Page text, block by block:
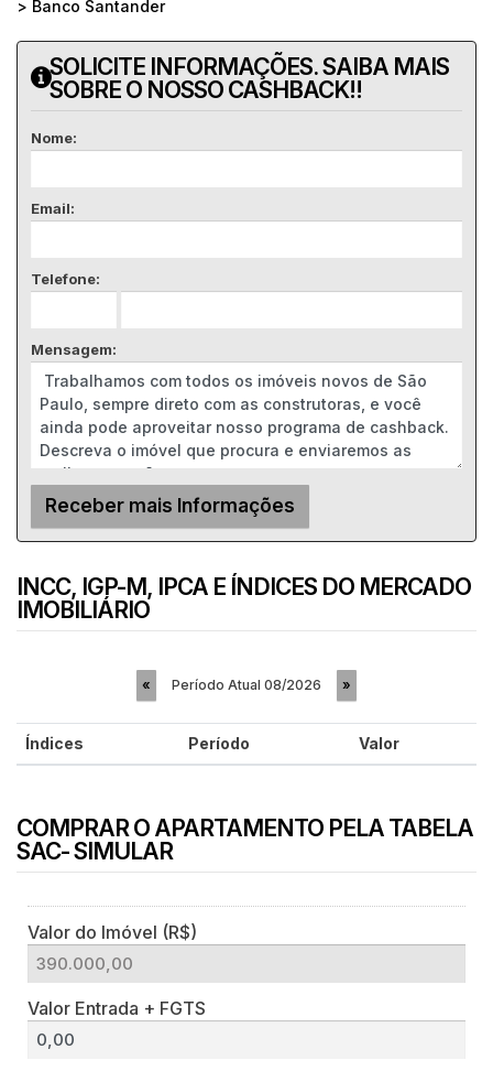
> Banco Santander
SOLICITE INFORMAÇÕES. SAIBA MAIS
SOBRE O NOSSO CASHBACK!!
Nome:
Email:
Telefone:
Mensagem:
INCC, IGP-M, IPCA E ÍNDICES DO MERCADO
IMOBILIÁRIO
« Período Atual 08/2026 »
Índices Período Valor
COMPRAR O APARTAMENTO PELA TABELA
SAC- SIMULAR
Valor do Imóvel (R$)
Valor Entrada + FGTS